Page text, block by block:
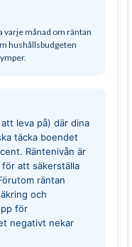
varje månad om räntan
hushållsbudgeten
leva på) där dina
täcka boendet
Räntenivån är
att säkerställa
räntan
och
för
negativt nekar